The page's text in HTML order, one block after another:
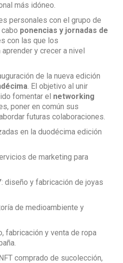
más idóneo.
personales con el grupo de
ponencias y jornadas de
con las que los
y crecer a nivel
de la nueva edición
. El objetivo al unir
fomentar el networking
poner en común sus
futuras colaboraciones.
en la duodécima edición
de marketing para
: diseño y fabricación de joyas
de medioambiente y
fabricación y venta de ropa
comprado de sucolección,